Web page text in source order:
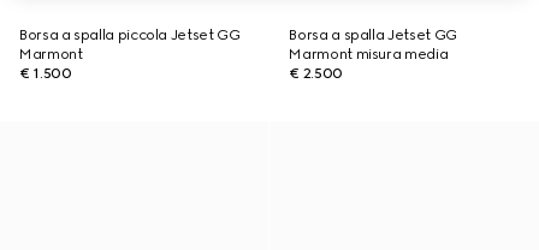
Borsa a spalla piccola Jetset GG
Marmont
€ 1.500
Borsa a spalla Jetset GG
Marmont misura media
€ 2.500